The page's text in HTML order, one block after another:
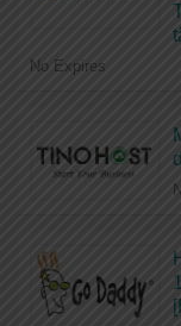
No Expires